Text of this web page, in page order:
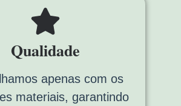
Qualidade
apenas com os
materiais, garantindo